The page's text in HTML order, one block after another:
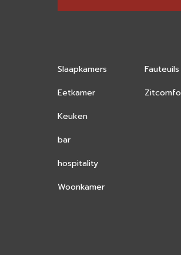
Slaapkamers
Eetkamer
Keuken
bar
hospitality
Woonkamer
Fauteuils